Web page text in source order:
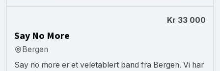
Kr 33 000
Say No More
Bergen
Say no more er et veletablert band fra Bergen. Vi har